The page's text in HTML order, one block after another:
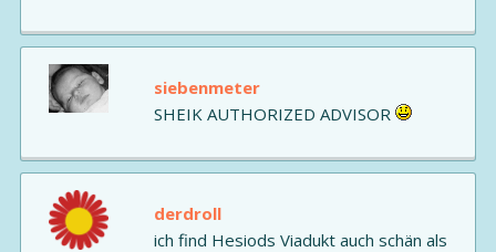
siebenmeter
SHEIK AUTHORIZED ADVISOR
derdroll
ich find Hesiods Viadukt auch schän als